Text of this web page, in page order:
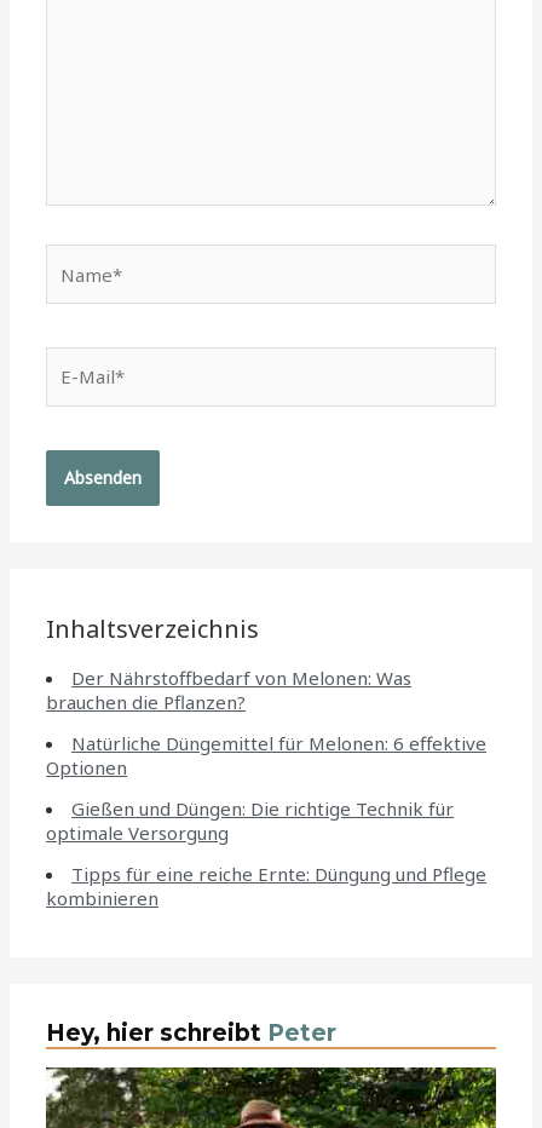
Mail*
Inhaltsverzeichnis
Der Nährstoffbedarf von Melonen: Was
brauchen die Pflanzen?
Natürliche Düngemittel für Melonen: 6 effektive
Optionen
Gießen und Düngen: Die richtige Technik für
optimale Versorgung
Tipps für eine reiche Ernte: Düngung und Pflege
kombinieren
Hey, hier schreibt Peter